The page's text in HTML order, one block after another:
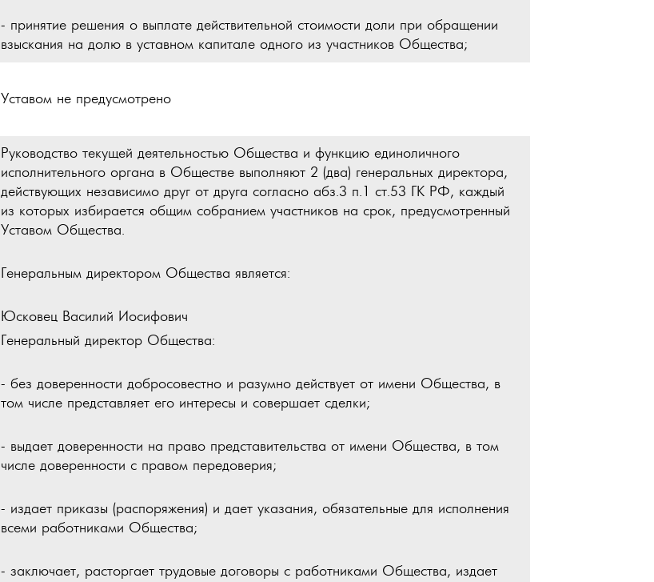
- принятие решения о выплате действительной стоимости доли при обращении
взыскания на долю в уставном капитале одного из участников Общества;
Уставом не предусмотрено
Руководство текущей деятельностью Общества и функцию единоличного
исполнительного органа в Обществе выполняют 2 (два) генеральных директора,
действующих независимо друг от друга согласно абз.3 п.1 ст.53 ГК РФ, каждый
из которых избирается общим собранием участников на срок, предусмотренный
Уставом Общества.
Генеральным директором Общества является:
Юсковец Василий Иосифович
Генеральный директор Общества:
- без доверенности добросовестно и разумно действует от имени Общества, в
том числе представляет его интересы и совершает сделки;
- выдает доверенности на право представительства от имени Общества, в том
числе доверенности с правом передоверия;
- издает приказы (распоряжения) и дает указания, обязательные для исполнения
всеми работниками Общества;
- заключает, расторгает трудовые договоры с работниками Общества, издает